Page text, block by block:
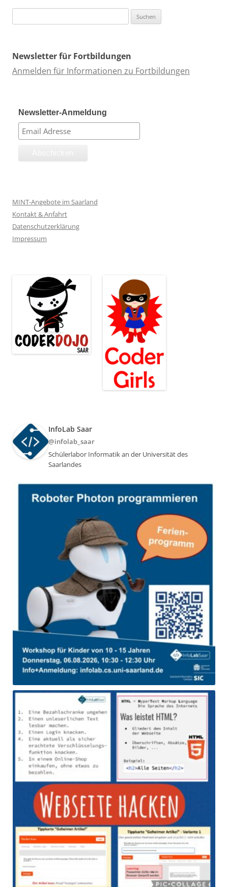
nach:
Newsletter für Fortbildungen
Anmelden für Informationen zu Fortbildungen
Newsletter-Anmeldung
MINT-Angebote im Saarland
Kontakt & Anfahrt
Datenschutzerklärung
Impressum
InfoLab Saar
@infolab_saar
Schülerlabor Informatik an der Universität des
Saarlandes